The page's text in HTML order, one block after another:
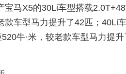
宝马X5的30Li车型搭载
款车型马力提升了42匹；40Li
牛·米，较老款车型马力提